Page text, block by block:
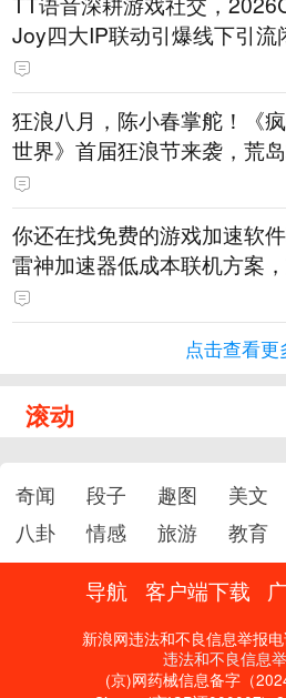
Joy四大IP联动引爆线下引流
狂浪八月，陈小春掌舵！《
世界》首届狂浪节来袭，荒
直播即将开启
你还在找免费的游戏加速软
雷神加速器低成本联机方案
免费试用
点击查看更
滚动
奇闻 段子 趣图 美文
八卦
情感 旅游 教育
导航 客户端下载
新浪网违法和不良信息举报
违法和不良信息
(京)网药械信息备字（